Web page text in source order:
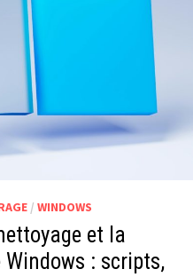
/WINDOWS
et la
: scripts,